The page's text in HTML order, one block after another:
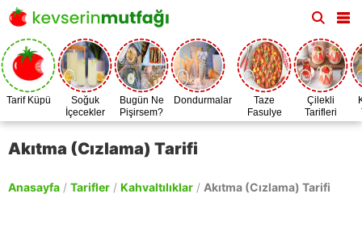
Tarif Küpü
Soğuk
İçecekler
Bugün Ne
Pişirsem?
Dondurmalar
Taze
Fasulye
Zamanı
Çilekli
Tarifleri
Akıtma (Cızlama) Tarifi
Anasayfa / Tarifler / Kahvaltılıklar / Akıtma (Cızlama) Tarifi